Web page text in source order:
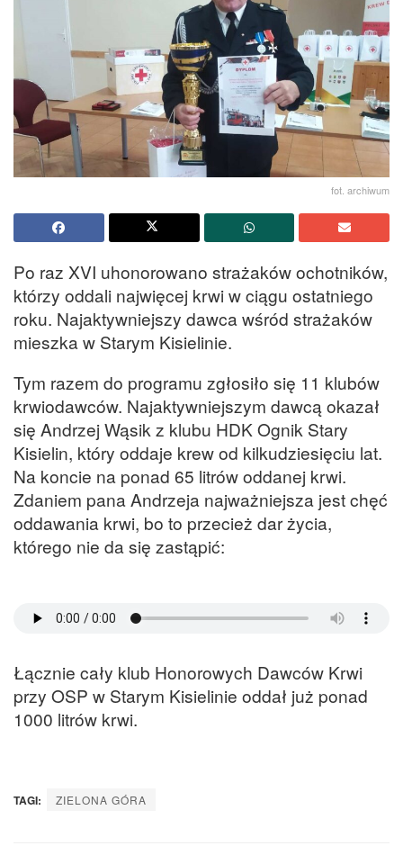
fot. archiwum
Po raz XVI uhonorowano strażaków ochotników,
którzy oddali najwięcej krwi w ciągu ostatniego
roku. Najaktywniejszy dawca wśród strażaków
mieszka w Starym Kisielinie.
Tym razem do programu zgłosiło się 11 klubów
krwiodawców. Najaktywniejszym dawcą okazał
się Andrzej Wąsik z klubu HDK Ognik Stary
Kisielin, który oddaje krew od kilkudziesięciu lat.
Na koncie na ponad 65 litrów oddanej krwi.
Zdaniem pana Andrzeja najważniejsza jest chęć
oddawania krwi, bo to przecież dar życia,
którego nie da się zastąpić:
Łącznie cały klub Honorowych Dawców Krwi
przy OSP w Starym Kisielinie oddał już ponad
1000 litrów krwi.
TAGI: ZIELONA GÓRA